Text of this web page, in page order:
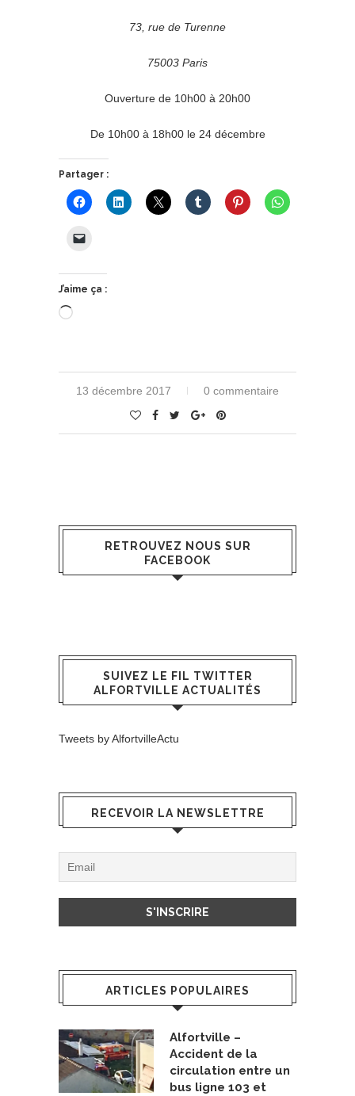
73, rue de Turenne
75003 Paris
Ouverture de 10h00 à 20h00
De 10h00 à 18h00 le 24 décembre
Partager :
J’aime ça :
Chargement…
13 décembre 2017 0 commentaire
RETROUVEZ NOUS SUR
FACEBOOK
SUIVEZ LE FIL TWITTER
ALFORTVILLE ACTUALITÉS
Tweets by AlfortvilleActu
RECEVOIR LA NEWSLETTRE
ARTICLES POPULAIRES
Alfortville –
Accident de la
circulation entre un
bus ligne 103 et